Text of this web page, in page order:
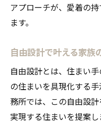
アプローチが、愛着の
ます。
自由設計で叶える家族
自由設計とは、住まい
の住まいを具現化する
務所では、この自由設
実現する住まいを提案